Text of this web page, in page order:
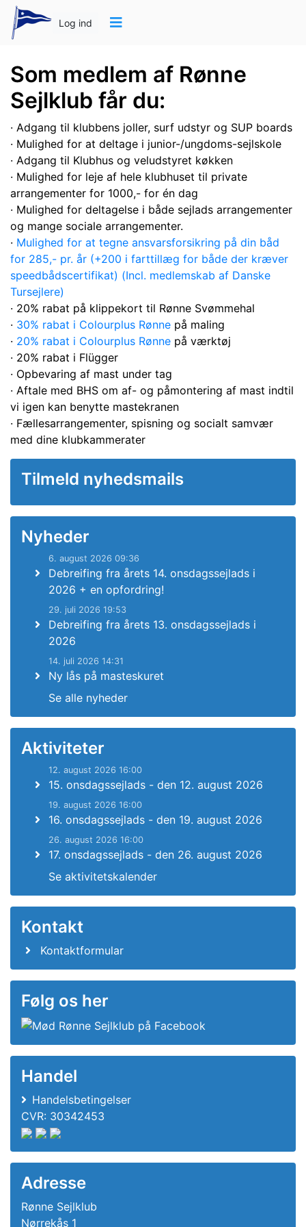
Log ind
Som medlem af Rønne
Sejlklub får du:
· Adgang til klubbens joller, surf udstyr og SUP boards
· Mulighed for at deltage i junior-/ungdoms-sejlskole
· Adgang til Klubhus og veludstyret køkken
· Mulighed for leje af hele klubhuset til private
arrangementer for 1000,- for én dag
· Mulighed for deltagelse i både sejlads arrangementer
og mange sociale arrangementer.
· Mulighed for at tegne ansvarsforsikring på din båd
for 285,- pr. år (+200 i farttillæg for både der kræver
speedbådscertifikat) (Incl. medlemskab af Danske
Tursejlere)
· 20% rabat på klippekort til Rønne Svømmehal
· 30% rabat i Colourplus Rønne på maling
· 20% rabat i Colourplus Rønne på værktøj
· 20% rabat i Flügger
· Opbevaring af mast under tag
· Aftale med BHS om af- og påmontering af mast indtil
vi igen kan benytte mastekranen
· Fællesarrangementer, spisning og socialt samvær
med dine klubkammerater
Tilmeld nyhedsmails
Nyheder
6. august 2026 09:36
Debreifing fra årets 14. onsdagssejlads i
2026 + en opfordring!
29. juli 2026 19:53
Debreifing fra årets 13. onsdagssejlads i
2026
14. juli 2026 14:31
Ny lås på masteskuret
Se alle nyheder
Aktiviteter
12. august 2026 16:00
15. onsdagssejlads - den 12. august 2026
19. august 2026 16:00
16. onsdagssejlads - den 19. august 2026
26. august 2026 16:00
17. onsdagssejlads - den 26. august 2026
Se aktivitetskalender
Kontakt
Kontaktformular
Følg os her
Handel
Handelsbetingelser
CVR: 30342453
Adresse
Rønne Sejlklub
Nørrekås 1